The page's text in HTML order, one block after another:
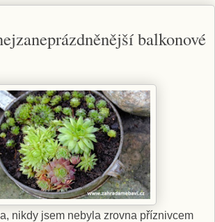
balkonové
nikdy jsem nebyla zrovna příznivcem